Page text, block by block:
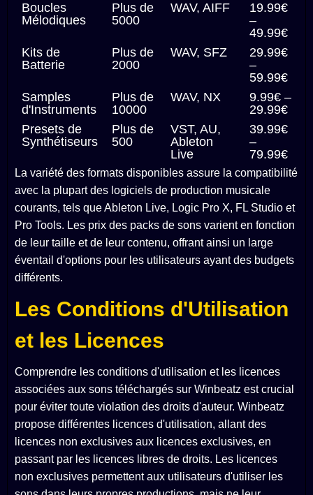
Boucles
Mélodiques
Plus de
5000
WAV, AIFF
19.99€
–
49.99€
Kits de
Batterie
Plus de
2000
WAV, SFZ
29.99€
–
59.99€
Samples
d'Instruments
Plus de
10000
WAV, NX
9.99€ –
29.99€
Presets de
Synthétiseurs
Plus de
500
VST, AU,
Ableton
Live
39.99€
–
79.99€
La variété des formats disponibles assure la compatibilité
avec la plupart des logiciels de production musicale
courants, tels que Ableton Live, Logic Pro X, FL Studio et
Pro Tools. Les prix des packs de sons varient en fonction
de leur taille et de leur contenu, offrant ainsi un large
éventail d'options pour les utilisateurs ayant des budgets
différents.
Les Conditions d'Utilisation
et les Licences
Comprendre les conditions d'utilisation et les licences
associées aux sons téléchargés sur Winbeatz est crucial
pour éviter toute violation des droits d'auteur. Winbeatz
propose différentes licences d'utilisation, allant des
licences non exclusives aux licences exclusives, en
passant par les licences libres de droits. Les licences
non exclusives permettent aux utilisateurs d'utiliser les